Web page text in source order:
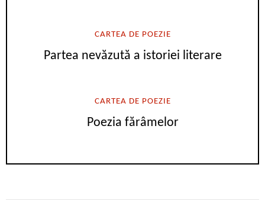
CARTEA DE POEZIE
Partea nevăzută a istoriei literare
CARTEA DE POEZIE
Poezia fărâmelor